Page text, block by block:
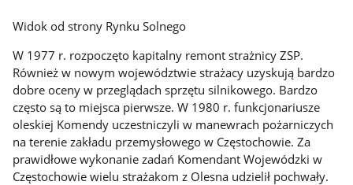
Widok od strony Rynku Solnego
W 1977 r. rozpoczęto kapitalny remont strażnicy ZSP.
Również w nowym województwie strażacy uzyskują bardzo
dobre oceny w przeglądach sprzętu silnikowego. Bardzo
często są to miejsca pierwsze. W 1980 r. funkcjonariusze
oleskiej Komendy uczestniczyli w manewrach pożarniczych
na terenie zakładu przemysłowego w Częstochowie. Za
prawidłowe wykonanie zadań Komendant Wojewódzki w
Częstochowie wielu strażakom z Olesna udzielił pochwały.